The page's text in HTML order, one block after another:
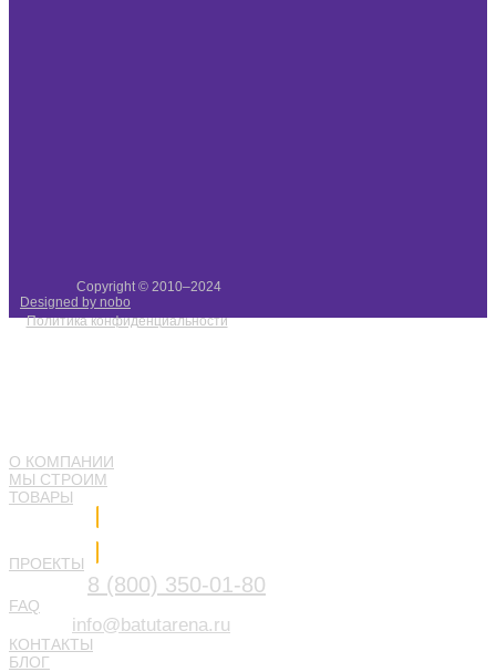
О КОМПАНИИ
МЫ СТРОИМ
ТОВАРЫ
ПРОЕКТЫ
8 (800) 350-01-80
FAQ
info@batutarena.ru
КОНТАКТЫ
БЛОГ
Copyright © 2010–2024
Designed by nobo
Политика конфиденциальности